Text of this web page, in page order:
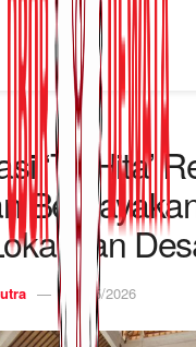
‘Tri Hita’
dan
16/05/2026